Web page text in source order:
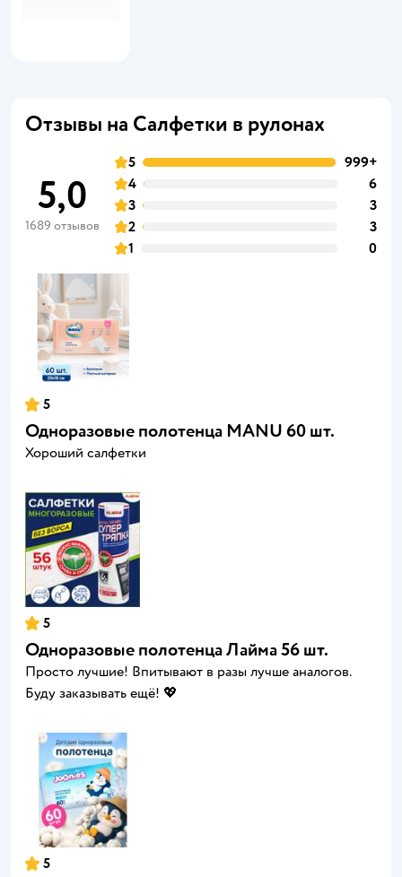
Отзывы на Салфетки в рулонах
5,0
1689 отзывов
5
999+
4
6
3
3
2
3
1
0
5
Одноразовые полотенца MANU 60 шт.
Хороший салфетки
5
Одноразовые полотенца Лайма 56 шт.
Просто лучшие! Впитывают в разы лучше аналогов.
Буду заказывать ещё! 💖
5